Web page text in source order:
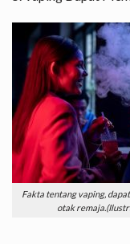
Fakta tentang vaping,
otak